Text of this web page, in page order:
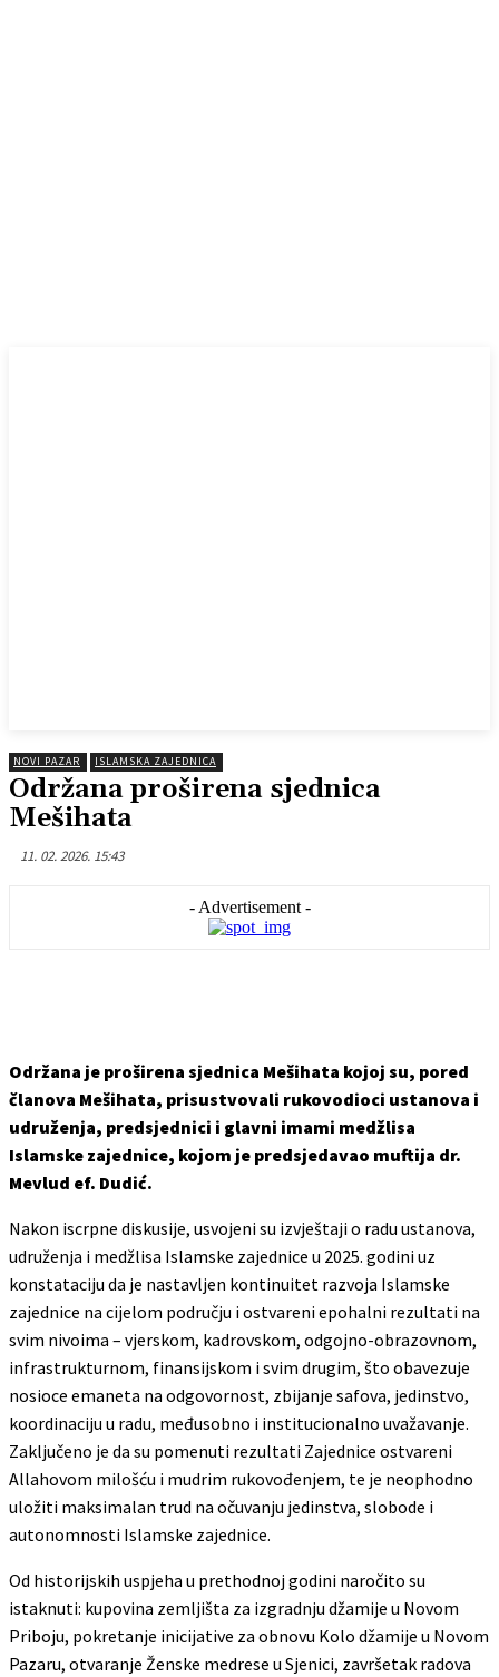
NOVI PAZAR ISLAMSKA ZAJEDNICA
Održana proširena sjednica
Mešihata
11. 02. 2026. 15:43
- Advertisement -
Održana je proširena sjednica Mešihata kojoj su, pored
članova Mešihata, prisustvovali rukovodioci ustanova i
udruženja, predsjednici i glavni imami medžlisa
Islamske zajednice, kojom je predsjedavao muftija dr.
Mevlud ef. Dudić.
Nakon iscrpne diskusije, usvojeni su izvještaji o radu ustanova,
udruženja i medžlisa Islamske zajednice u 2025. godini uz
konstataciju da je nastavljen kontinuitet razvoja Islamske
zajednice na cijelom području i ostvareni epohalni rezultati na
svim nivoima – vjerskom, kadrovskom, odgojno-obrazovnom,
infrastrukturnom, finansijskom i svim drugim, što obavezuje
nosioce emaneta na odgovornost, zbijanje safova, jedinstvo,
koordinaciju u radu, međusobno i institucionalno uvažavanje.
Zaključeno je da su pomenuti rezultati Zajednice ostvareni
Allahovom milošću i mudrim rukovođenjem, te je neophodno
uložiti maksimalan trud na očuvanju jedinstva, slobode i
autonomnosti Islamske zajednice.
Od historijskih uspjeha u prethodnoj godini naročito su
istaknuti: kupovina zemljišta za izgradnju džamije u Novom
Priboju, pokretanje inicijative za obnovu Kolo džamije u Novom
Pazaru, otvaranje Ženske medrese u Sjenici, završetak radova